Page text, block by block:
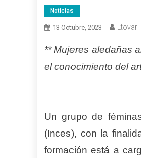
Noticias
13 Octubre, 2023 Ltovar
** Mujeres aledañas
el conocimiento del
Un grupo de
(Inces), con la
formación está a